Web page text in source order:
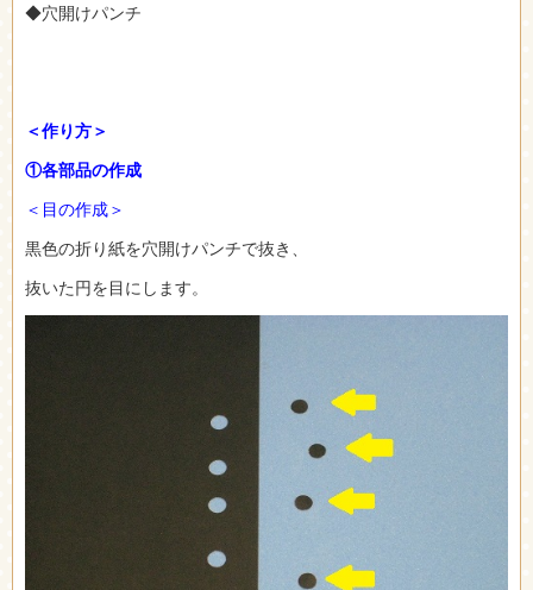
◆穴開けパンチ
＜作り方＞
①各部品の作成
＜目の作成＞
黒色の折り紙を穴開けパンチで抜き、
抜いた円を目にします。